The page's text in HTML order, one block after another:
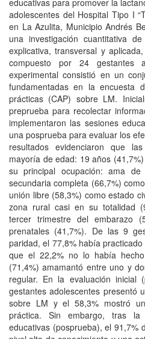
educativas para promover la
adolescentes del Hospital Tipo I
en La Azulita, Municipio Andrés
una investigación cuantitativa
explicativa, transversal y
compuesto por 24 gestantes
experimental consistió en un
fundamentadas en la encuesta
prácticas (CAP) sobre LM.
preprueba para recolectar
implementaron las sesiones
una posprueba para evaluar los
resultados evidenciaron que
mayoría de edad: 19 años
su principal ocupación: ama
secundaria completa (66,7%)
unión libre (58,3%) como estado
zona rural casi en su totalidad
tercer trimestre del embarazo
prenatales (41,7%). De las 9
paridad, el 77,8% había
que el 22,2% no lo había
(71,4%) amamantó entre uno y
regular. En la evaluación inicial
gestantes adolescentes presentó
sobre LM y el 58,3% mostró
práctica. Sin embargo, tras
educativas (posprueba), el 91,7%